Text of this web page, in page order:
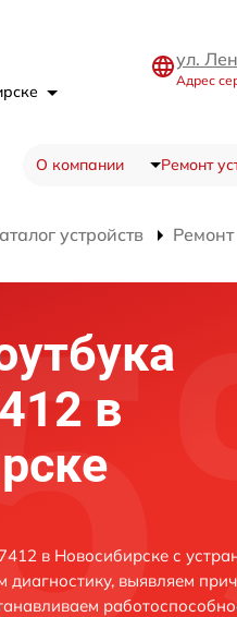
ул.
Адрес
О компании Ремонт
устройств
в
в Новосибирске с
выявляем